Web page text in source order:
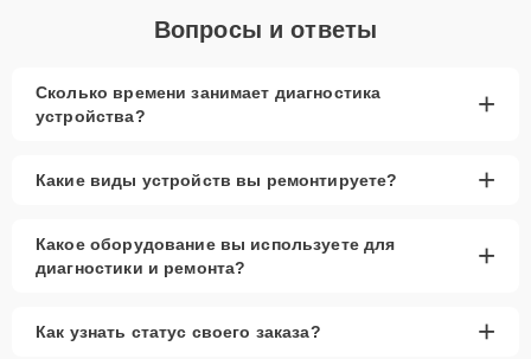
Вопросы и ответы
Сколько времени занимает диагностика
устройства?
+
Какие виды устройств вы ремонтируете? +
Какое оборудование вы используете для
диагностики и ремонта?
+
Как узнать статус своего заказа? +